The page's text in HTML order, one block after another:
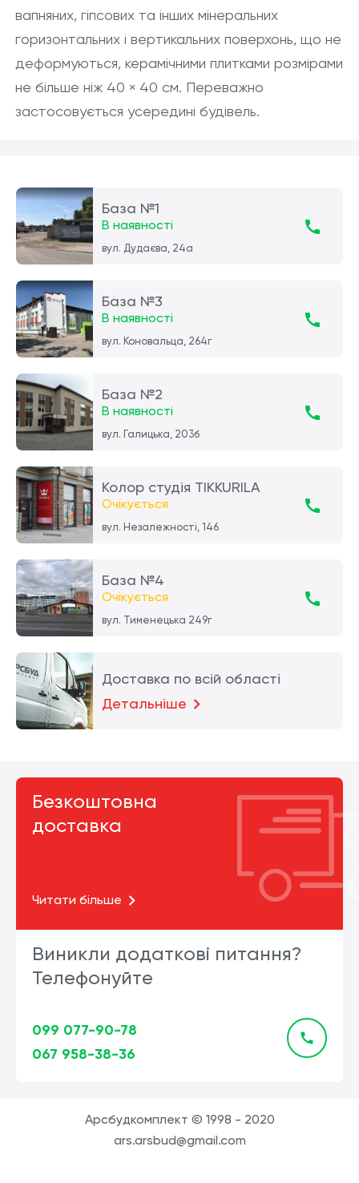
вапняних, гіпсових та інших мінеральних
горизонтальних і вертикальних поверхонь, що не
деформуються, керамічними плитками розмірами
не більше ніж 40 × 40 см. Переважно
застосовується усередині будівель.
База №1
В наявності
вул. Дудаєва, 24а
База №3
В наявності
вул. Коновальца, 264г
База №2
В наявності
вул. Галицька, 203б
Колор студія TIKKURILA
Очікується
вул. Незалежності, 146
База №4
Очікується
вул. Тименецька 249г
Доставка по всій області
Детальніше
Безкоштовна
доставка
Читати більше
Виникли додаткові питання?
Телефонуйте
099 077-90-78
067 958-38-36
ars.arsbud@gmail.com
Арсбудкомплект © 1998 - 2020